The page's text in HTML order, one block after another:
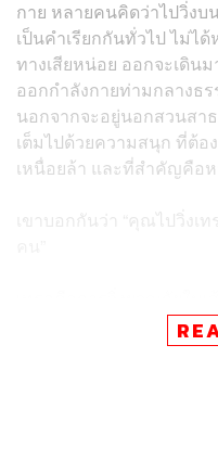
กาย หลายคนคิดว่าไปวิ่งบ
เป็นคำเรียกกันทั่วไป ไม่ไ
ทางเสียหน่อย ออกจะเดิน
ออกกำลังกายท่ามกลางธ
นอกจากจะอยู่นอกสวนสา
เต็มไปด้วยความสนุก ที่ต้
เหนื่อยล้า และที่สำคัญคือ
เขาบอกกันว่า “คุณไปวิ่งเ
ขึ้นภูเขา ฝ่าดงหญ้า น้ำตก
ต่างๆ ไม่ว่าจะหิน ดิน โคล